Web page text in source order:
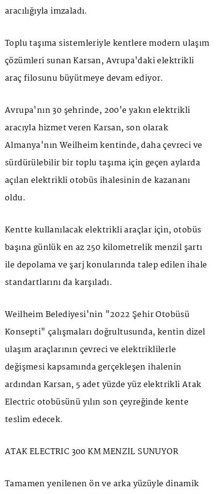
aracılığıyla imzaladı.
Toplu taşıma sistemleriyle kentlere modern ulaşım
çözümleri sunan Karsan, Avrupa'daki elektrikli
araç filosunu büyütmeye devam ediyor.
Avrupa'nın 30 şehrinde, 200'e yakın elektrikli
aracıyla hizmet veren Karsan, son olarak
Almanya'nın Weilheim kentinde, daha çevreci ve
sürdürülebilir bir toplu taşıma için geçen aylarda
açılan elektrikli otobüs ihalesinin de kazananı
oldu.
Kentte kullanılacak elektrikli araçlar için, otobüs
başına günlük en az 250 kilometrelik menzil şartı
ile depolama ve şarj konularında talep edilen ihale
standartlarını da karşıladı.
Weilheim Belediyesi'nin "2022 Şehir Otobüsü
Konsepti" çalışmaları doğrultusunda, kentin dizel
ulaşım araçlarının çevreci ve elektriklilerle
değişmesi kapsamında gerçekleşen ihalenin
ardından Karsan, 5 adet yüzde yüz elektrikli Atak
Electric otobüsünü yılın son çeyreğinde kente
teslim edecek.
ATAK ELECTRIC 300 KM MENZİL SUNUYOR
Tamamen yenilenen ön ve arka yüzüyle dinamik